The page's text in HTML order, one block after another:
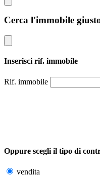
Cerca l'immobile
Inserisci rif. immobile
Rif. immobile
Oppure scegli il tipo di
vendita